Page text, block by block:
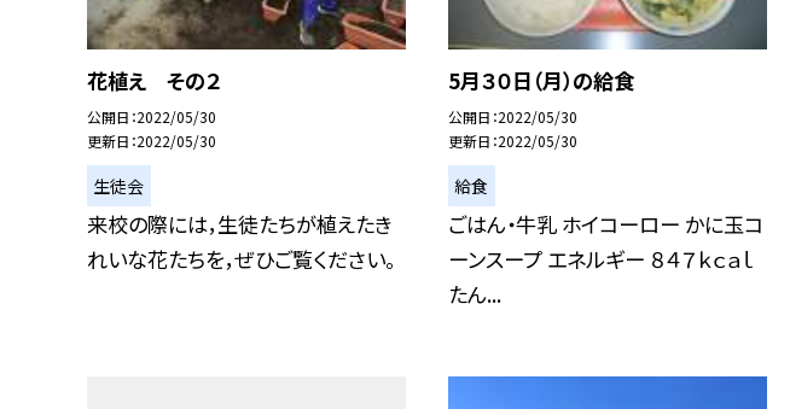
花植え その２
公開日 2022/05/30
更新日 2022/05/30
生徒会
来校の際には，生徒たちが植えたき
れいな花たちを，ぜひご覧ください。
5月３０日（月）の給食
公開日 2022/05/30
更新日 2022/05/30
給食
ごはん・牛乳 ホイコーロー かに玉コ
ーンスープ エネルギー ８４７ｋｃａｌ
たん...